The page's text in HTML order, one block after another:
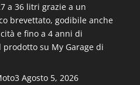
a 36 litri grazie a un
brevettato, godibile anche
e fino a 4 anni di
su My Garage di
Agosto 5, 2026